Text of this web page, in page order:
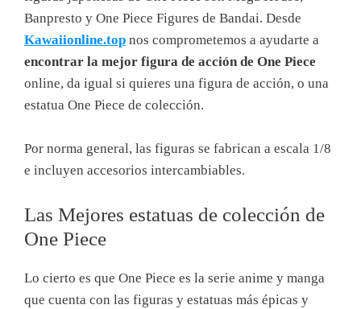
Banpresto y One Piece Figures de Bandai. Desde
Kawaiionline.top nos comprometemos a ayudarte a
encontrar la mejor figura de acción de One Piece
online, da igual si quieres una figura de acción, o una
estatua One Piece de colección.
Por norma general, las figuras se fabrican a escala 1/8
e incluyen accesorios intercambiables.
Las Mejores estatuas de colección de
One Piece
Lo cierto es que One Piece es la serie anime y manga
que cuenta con las figuras y estatuas más épicas y